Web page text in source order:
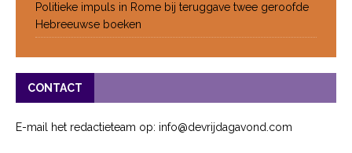
Politieke impuls in Rome bij teruggave twee geroofde
Hebreeuwse boeken
CONTACT
E-mail het redactieteam op: info@devrijdagavond.com